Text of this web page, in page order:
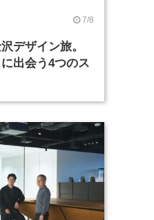
7/8
デザイン旅。
出会う4つのス